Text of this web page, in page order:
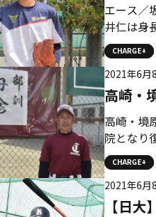
CHARGE+
エース／
井仁は身
投げ込む
挑戦して
本監督か
CHARGE+
高崎・
2021年6月
高崎・境
院となり
て再び学
きること
たいと考
【日
2021年6月